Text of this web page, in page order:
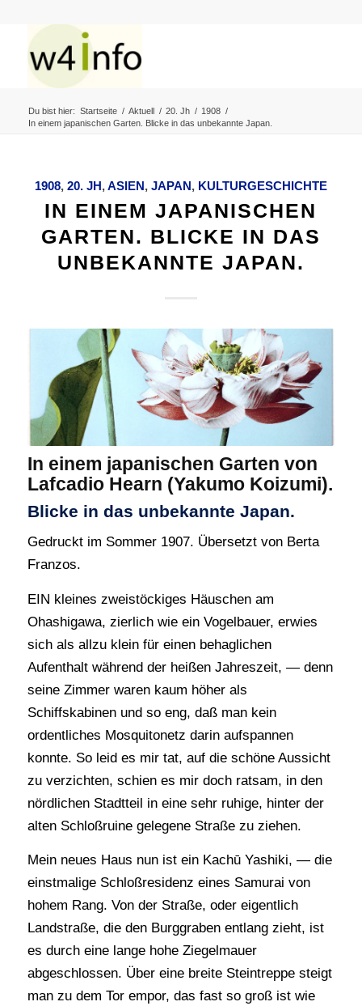
Du bist hier: Startseite / Aktuell / 20. Jh / 1908 /
In einem japanischen Garten. Blicke in das unbekannte Japan.
1908, 20. JH,ASIEN, JAPAN, KULTURGESCHICHTE
IN EINEM JAPANISCHEN
GARTEN. BLICKE IN DAS
UNBEKANNTE JAPAN.
In einem japanischen Garten von
Lafcadio Hearn (Yakumo Koizumi).
Blicke in das unbekannte Japan.
Gedruckt im Sommer 1907. Übersetzt von Berta
Franzos.
EIN kleines zweistöckiges Häuschen am
Ohashigawa, zierlich wie ein Vogelbauer, erwies
sich als allzu klein für einen behaglichen
Aufenthalt während der heißen Jahreszeit, — denn
seine Zimmer waren kaum höher als
Schiffskabinen und so eng, daß man kein
ordentliches Mosquitonetz darin aufspannen
konnte. So leid es mir tat, auf die schöne Aussicht
zu verzichten, schien es mir doch ratsam, in den
nördlichen Stadtteil in eine sehr ruhige, hinter der
alten Schloßruine gelegene Straße zu ziehen.
Mein neues Haus nun ist ein Kachū Yashiki, — die
einstmalige Schloßresidenz eines Samurai von
hohem Rang. Von der Straße, oder eigentlich
Landstraße, die den Burggraben entlang zieht, ist
es durch eine lange hohe Ziegelmauer
abgeschlossen. Über eine breite Steintreppe steigt
man zu dem Tor empor, das fast so groß ist wie